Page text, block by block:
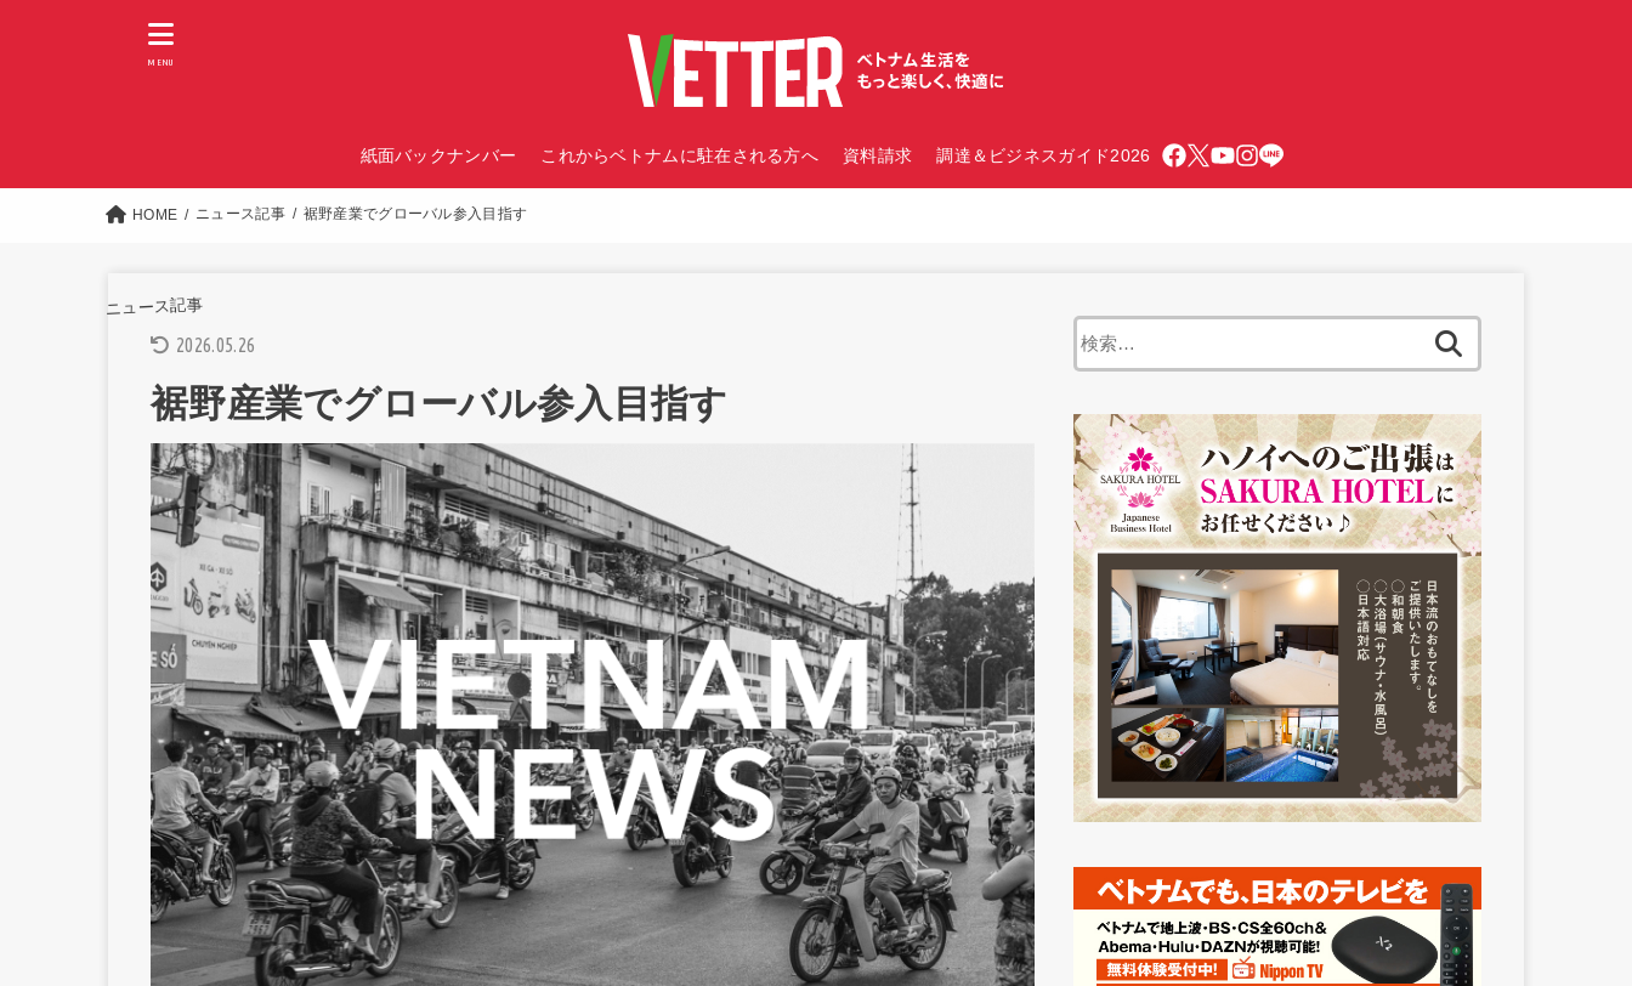
紙面バックナンバー これからベトナムに駐在される方へ 資料請求 調達＆ビジネスガイド2026
MENU
HOME ニュース記事 裾野産業でグローバル参入目指す
ニュース記事
2026.05.26
裾野産業でグローバル参入目指す